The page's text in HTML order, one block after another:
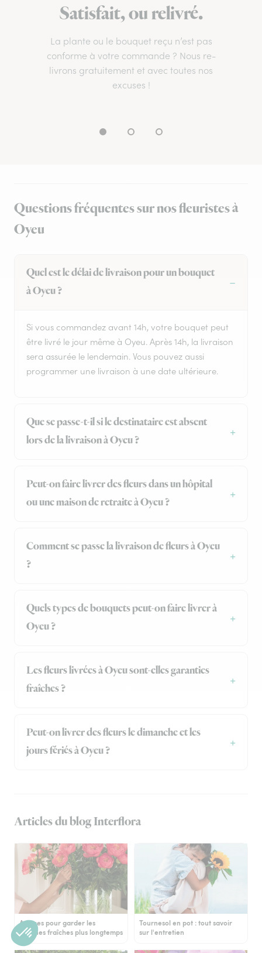
Satisfait, ou relivré.
La plante ou le bouquet reçu n’est pas
conforme à votre commande ? Nous re-
livrons gratuitement et avec toutes nos
excuses !
Questions fréquentes sur nos fleuristes à
Oyeu
Quel est le délai de livraison pour un bouquet
à Oyeu ?
Si vous commandez avant 14h, votre bouquet peut
être livré le jour même à Oyeu. Après 14h, la livraison
sera assurée le lendemain. Vous pouvez aussi
programmer une livraison à une date ultérieure.
Que se passe-t-il si le destinataire est absent
lors de la livraison à Oyeu ?
Peut-on faire livrer des fleurs dans un hôpital
ou une maison de retraite à Oyeu ?
Comment se passe la livraison de fleurs à Oyeu
?
Quels types de bouquets peut-on faire livrer à
Oyeu ?
Les fleurs livrées à Oyeu sont-elles garanties
fraîches ?
Peut-on livrer des fleurs le dimanche et les
jours fériés à Oyeu ?
Articles du blog Interflora
Astuces pour garder les
pivoines fraîches plus longtemps
Tournesol en pot : tout savoir
sur l'entretien